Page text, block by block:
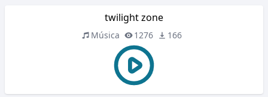
twilight zone
Música 1276 166